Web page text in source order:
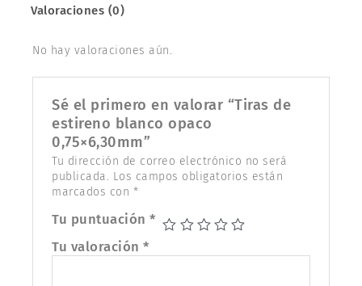
Valoraciones (0)
No hay valoraciones aún.
Sé el primero en valorar “Tiras de
estireno blanco opaco
0,75×6,30mm”
Tu dirección de correo electrónico no será
publicada. Los campos obligatorios están
marcados con *
Tu puntuación*
Tu valoración*